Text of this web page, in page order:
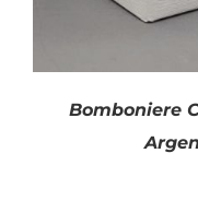
Bomboniere